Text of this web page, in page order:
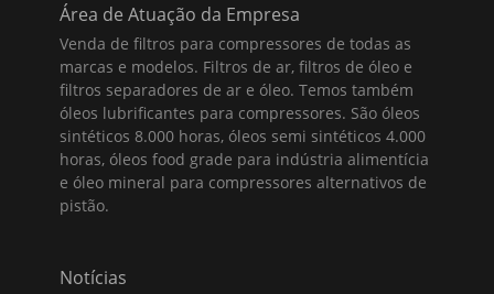
Área de Atuação da Empresa
Venda de filtros para compressores de todas as
marcas e modelos. Filtros de ar, filtros de óleo e
filtros separadores de ar e óleo. Temos também
óleos lubrificantes para compressores. São óleos
sintéticos 8.000 horas, óleos semi sintéticos 4.000
horas, óleos food grade para indústria alimentícia
e óleo mineral para compressores alternativos de
pistão.
Notícias